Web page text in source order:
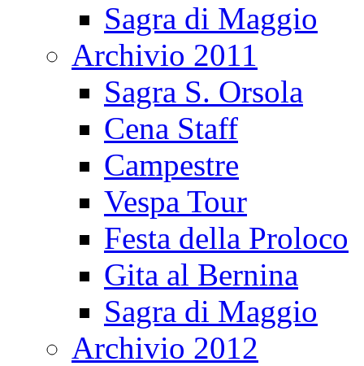
Sagra di Maggio
Archivio 2011
Sagra S. Orsola
Cena Staff
Campestre
Vespa Tour
Festa della Proloco
Gita al Bernina
Sagra di Maggio
Archivio 2012